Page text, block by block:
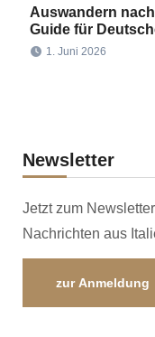
Auswandern
Guide für
1. Juni 2026
Newsletter
Jetzt zum
Nachrichten aus
zur Anmeldung